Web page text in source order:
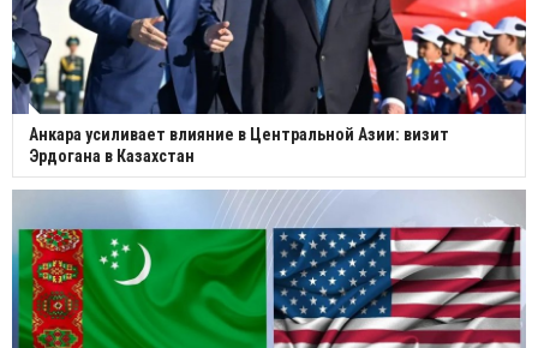
Анкара усиливает влияние в Центральной Азии: визит
Эрдогана в Казахстан